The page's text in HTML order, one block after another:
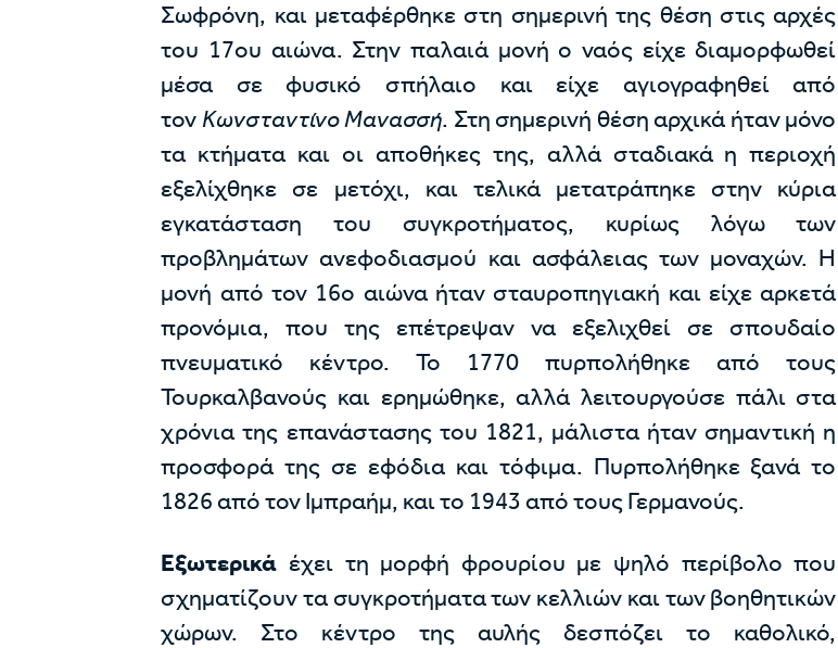
Σωφρόνη, και μεταφέρθηκε στη σημερινή της θέση στις αρχές
του 17ου αιώνα. Στην παλαιά μονή ο ναός είχε διαμορφωθεί
μέσα σε φυσικό σπήλαιο και είχε αγιογραφηθεί από
τον Κωνσταντίνο Μανασσή. Στη σημερινή θέση αρχικά ήταν μόνο
τα κτήματα και οι αποθήκες της, αλλά σταδιακά η περιοχή
εξελίχθηκε σε μετόχι, και τελικά μετατράπηκε στην κύρια
εγκατάσταση του συγκροτήματος, κυρίως λόγω των
προβλημάτων ανεφοδιασμού και ασφάλειας των μοναχών. Η
μονή από τον 16ο αιώνα ήταν σταυροπηγιακή και είχε αρκετά
προνόμια, που της επέτρεψαν να εξελιχθεί σε σπουδαίο
πνευματικό κέντρο. Το 1770 πυρπολήθηκε από τους
Τουρκαλβανούς και ερημώθηκε, αλλά λειτουργούσε πάλι στα
χρόνια της επανάστασης του 1821, μάλιστα ήταν σημαντική η
προσφορά της σε εφόδια και τόφιμα. Πυρπολήθηκε ξανά το
1826 από τον Ιμπραήμ, και το 1943 από τους Γερμανούς.
Εξωτερικά έχει τη μορφή φρουρίου με ψηλό περίβολο που
σχηματίζουν τα συγκροτήματα των κελλιών και των βοηθητικών
χώρων. Στο κέντρο της αυλής δεσπόζει το καθολικό,